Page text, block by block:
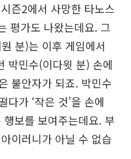
즌2에서 사망한 타노스
평가도 나왔는데요. 그
분)는 이후 게임에서
박민수(이다윗 분) 손에
불안자가 되죠. 박민수
다가 ‘작은 것’을 손에
보를 보여주는데요. 부
이러니가 아닐 수 없습